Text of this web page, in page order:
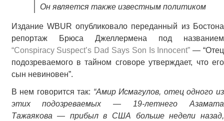
Он является также известным политиком
Издание WBUR опубликовало переданный из Бостона
репортаж Брюса Джеллермена под названием
“Conspiracy Suspect’s Dad Says Son Is Innocent” — “Отец
подозреваемого в тайном сговоре утверждает, что его
сын невиновен”.
В нем говорится так: “Амир Исмагулов, отец одного из
этих подозреваемых — 19-летнего Азамата
Тажаякова — прибыл в США больше недели назад,